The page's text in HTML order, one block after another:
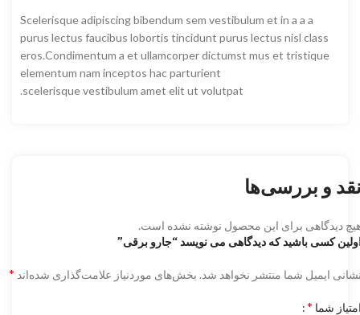
Scelerisque adipiscing bibendum sem vestibulum et in a a a
purus lectus faucibus lobortis tincidunt purus lectus nisl class
eros.Condimentum a et ullamcorper dictumst mus et tristique
elementum nam inceptos hac parturient
scelerisque vestibulum amet elit ut volutpat.
و بررسی‌ها
دیدگاهی برای این محصول نوشته نشده است.
کسی باشید که دیدگاهی می نویسد “جارو برقی”
ایمیل شما منتشر نخواهد شد. بخش‌های موردنیاز علامت‌گذاری شده‌اند *
شما *